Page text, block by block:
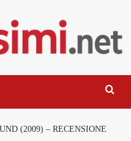
(2009) – RECENSIONE